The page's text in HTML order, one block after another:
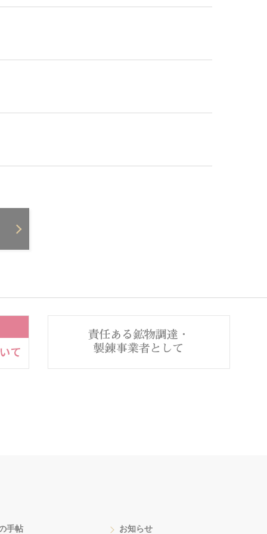
手帖 お知らせ